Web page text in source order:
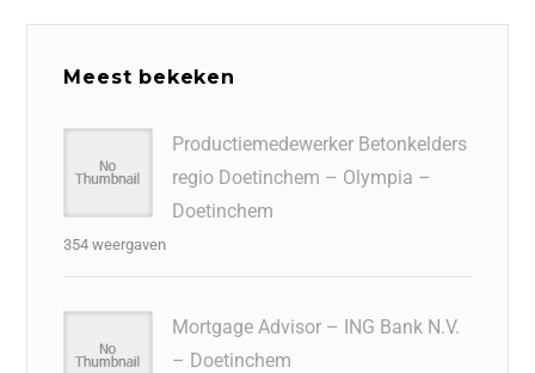
Meest bekeken
Productiemedewerker Betonkelders
regio Doetinchem – Olympia –
Doetinchem
354 weergaven
Mortgage Advisor – ING Bank N.V.
– Doetinchem